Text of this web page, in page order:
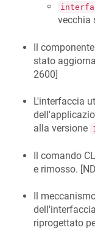
vecchia
Il
stato
2600]
L'interfaccia
alla versione
Il comando
e rimosso. [
Il
riprogettato